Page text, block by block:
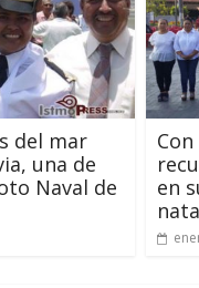
del mar
una de
Naval de
en